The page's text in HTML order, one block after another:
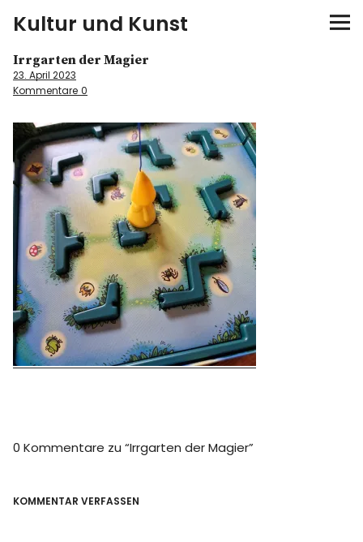
Kultur und Kunst
kultur & kunst
Spiele
Konzerte
Museen bei…
Bloggerreisen
Über mich
Irrgarten der Magier
23. April 2023
Kommentare 0
0 Kommentare zu “Irrgarten der Magier”
KOMMENTAR VERFASSEN